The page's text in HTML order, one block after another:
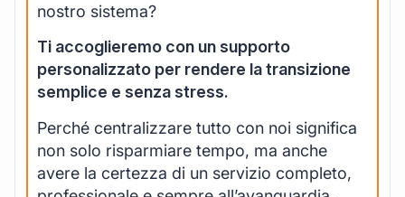
nostro sistema?
Ti accoglieremo con un supporto
personalizzato per rendere la transizione
semplice e senza stress.
Perché centralizzare tutto con noi significa
non solo risparmiare tempo, ma anche
avere la certezza di un servizio completo,